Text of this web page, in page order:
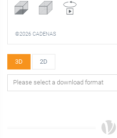
©2026 CADENAS
3D 2D